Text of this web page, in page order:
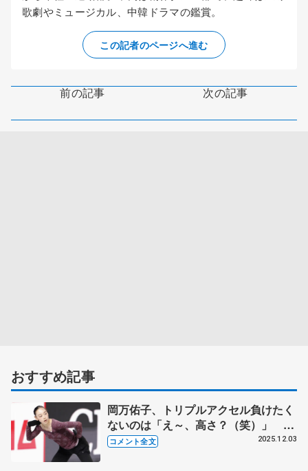
歌劇やミュージカル、中韓ドラマの鑑賞。
この記者のページへ進む
前の記事 次の記事
おすすめ記事
岡万佑子、トリプルアクセル負けたく
ないのは「え～、高さ？（笑）」
「みんな跳ぶよねって分かっている。
コメント全文 2025.12.03